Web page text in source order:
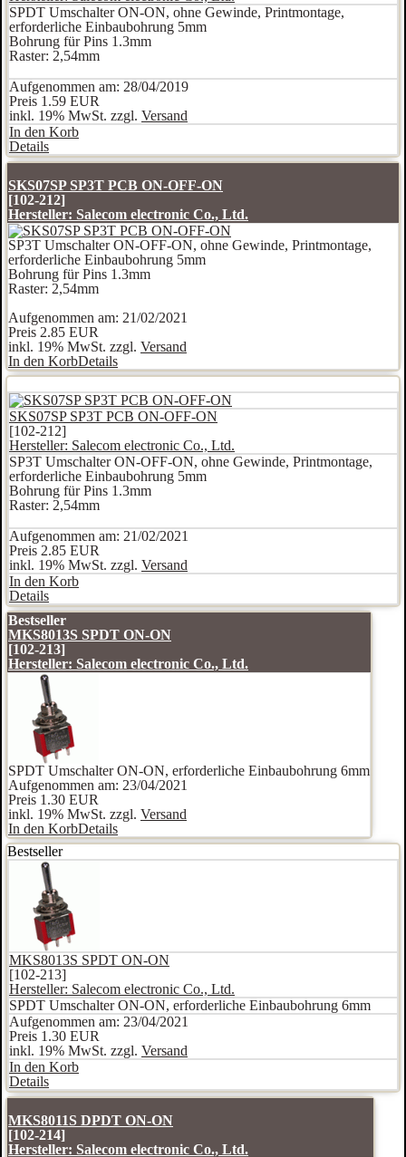
SPDT Umschalter ON-ON, ohne Gewinde, Printmontage,
erforderliche Einbaubohrung 5mm
Bohrung für Pins 1.3mm
Raster: 2,54mm
Aufgenommen am: 28/04/2019
Preis 1.59 EUR
inkl. 19% MwSt. zzgl. Versand
In den Korb
Details
SKS07SP SP3T PCB ON-OFF-ON
[102-212]
Hersteller: Salecom electronic Co., Ltd.
SP3T Umschalter ON-OFF-ON, ohne Gewinde, Printmontage,
erforderliche Einbaubohrung 5mm
Bohrung für Pins 1.3mm
Raster: 2,54mm
Aufgenommen am: 21/02/2021
Preis 2.85 EUR
inkl. 19% MwSt. zzgl. Versand
In den KorbDetails
SKS07SP SP3T PCB ON-OFF-ON
[102-212]
Hersteller: Salecom electronic Co., Ltd.
SP3T Umschalter ON-OFF-ON, ohne Gewinde, Printmontage,
erforderliche Einbaubohrung 5mm
Bohrung für Pins 1.3mm
Raster: 2,54mm
Aufgenommen am: 21/02/2021
Preis 2.85 EUR
inkl. 19% MwSt. zzgl. Versand
In den Korb
Details
Bestseller
MKS8013S SPDT ON-ON
[102-213]
Hersteller: Salecom electronic Co., Ltd.
SPDT Umschalter ON-ON, erforderliche Einbaubohrung 6mm
Aufgenommen am: 23/04/2021
Preis 1.30 EUR
inkl. 19% MwSt. zzgl. Versand
In den KorbDetails
Bestseller
MKS8013S SPDT ON-ON
[102-213]
Hersteller: Salecom electronic Co., Ltd.
SPDT Umschalter ON-ON, erforderliche Einbaubohrung 6mm
Aufgenommen am: 23/04/2021
Preis 1.30 EUR
inkl. 19% MwSt. zzgl. Versand
In den Korb
Details
MKS8011S DPDT ON-ON
[102-214]
Hersteller: Salecom electronic Co., Ltd.